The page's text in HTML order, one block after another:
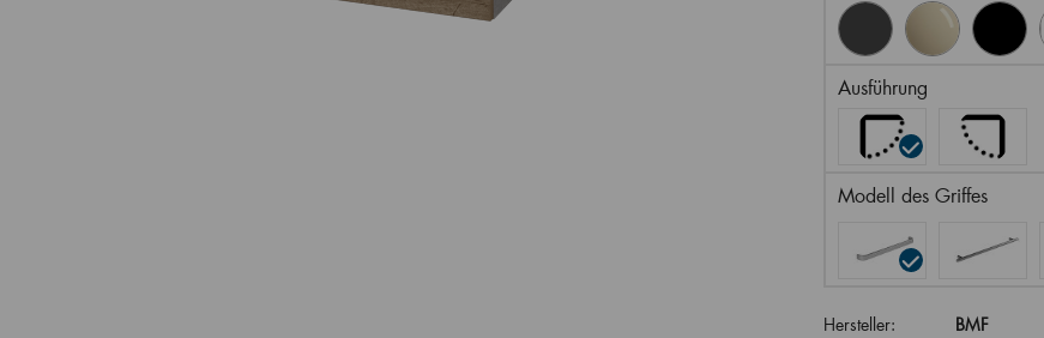
Ausführung
Modell des Griffes
Hersteller:
BMF